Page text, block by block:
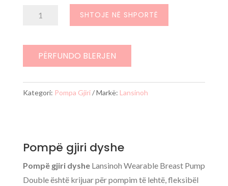
qe:
25000 L.
tanishëm
është:
dyshe
SHTOJE NË SHPORTË
PËRFUNDO BLERJEN
Kategori: Pompa Gjiri Markë: Lansinoh
Pompë gjiri dyshe
Pompë gjiri dysheLansinoh Wearable Breast Pump
Double është krijuar për pompim të lehtë, fleksibël